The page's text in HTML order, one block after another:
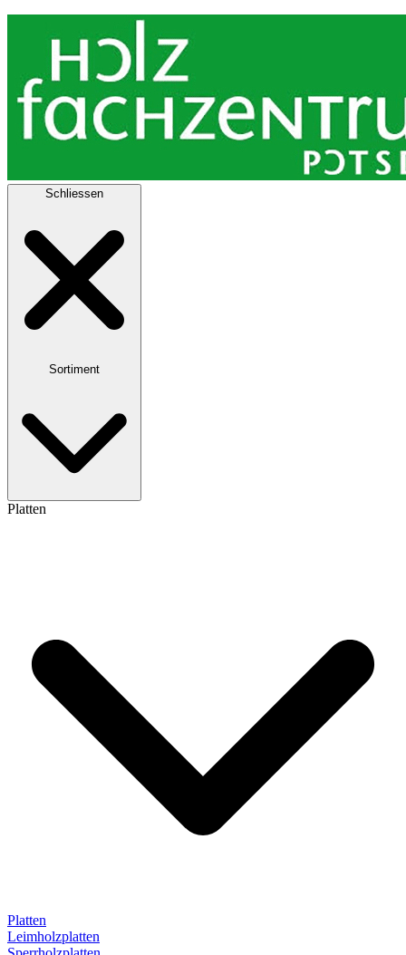
Schliessen
Sortiment
Platten
Platten
Leimholzplatten